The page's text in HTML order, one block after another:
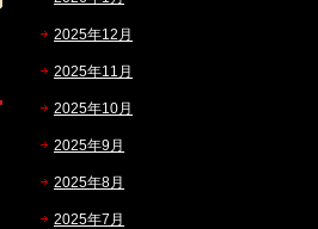
2025年12月
2025年11月
2025年10月
2025年9月
2025年8月
2025年7月